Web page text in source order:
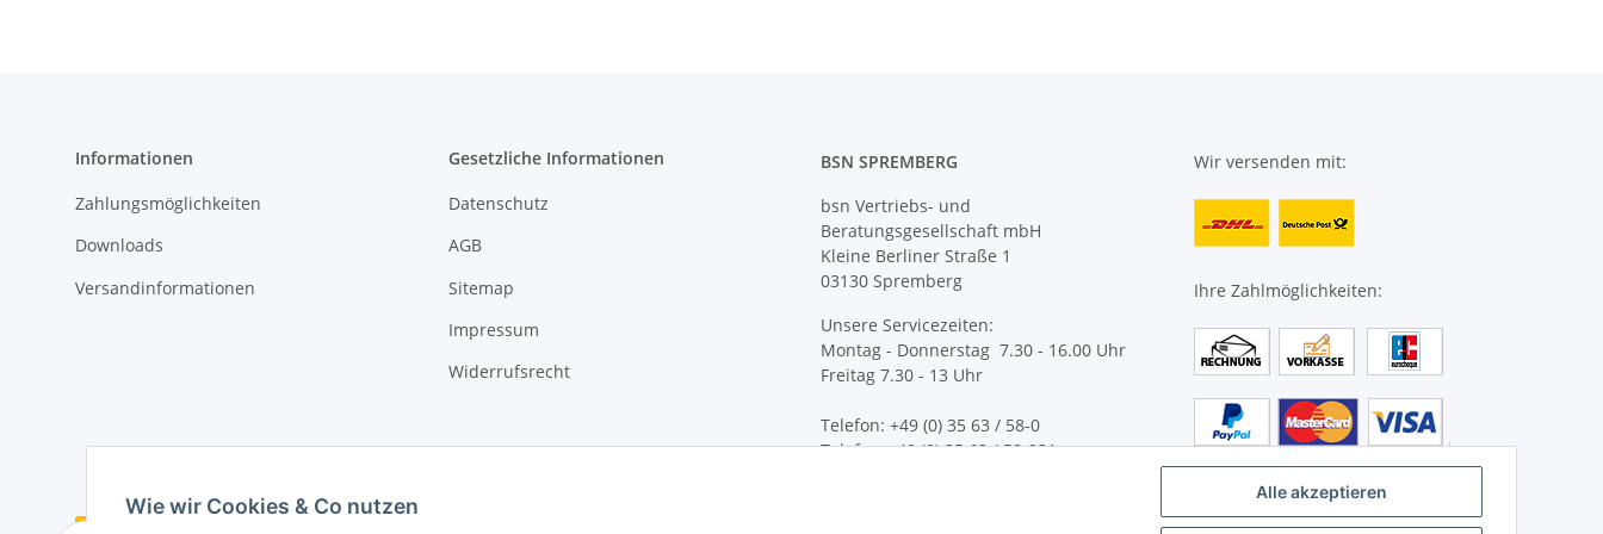
Informationen
Zahlungsmöglichkeiten
Downloads
Versandinformationen
Gesetzliche Informationen
Datenschutz
AGB
Sitemap
Impressum
Widerrufsrecht
BSN SPREMBERG
bsn Vertriebs- und
Beratungsgesellschaft mbH
Kleine Berliner Straße 1
03130 Spremberg
Unsere Servicezeiten:
Montag - Donnerstag 7.30 - 16.00 Uhr
Freitag 7.30 - 13 Uhr
Telefon: +49 (0) 35 63 / 58-0
Telefax: +49 (0) 35 63 / 58-231
Wir versenden mit:
Ihre Zahlmöglichkeiten:
Wie wir Cookies & Co nutzen
Alle akzeptieren